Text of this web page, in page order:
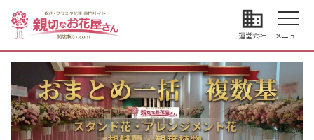
business
運営会社 メニュー